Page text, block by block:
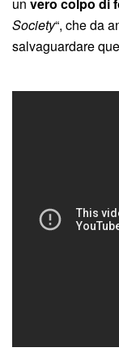
Society“, che da
salvaguardare